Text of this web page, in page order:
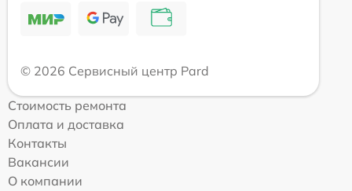
© 2026 Сервисный центр Pard
Стоимость ремонта
Оплата и доставка
Контакты
Вакансии
О компании